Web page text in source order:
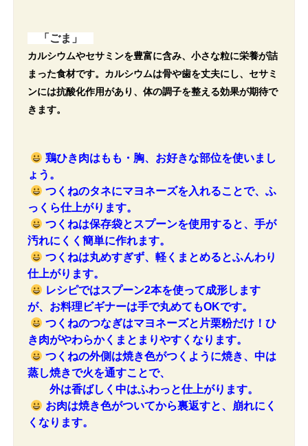
「ごま」
カルシウムやセサミンを豊富に含み、小さな粒に栄養が詰
まった食材です。カルシウムは骨や歯を丈夫にし、セサミ
ンには抗酸化作用があり、体の調子を整える効果が期待で
きます。
鶏ひき肉はもも・胸、お好きな部位を使いまし
ょう。
つくねのタネにマヨネーズを入れることで、ふ
っくら仕上がります。
つくねは保存袋とスプーンを使用すると、手が
汚れにくく簡単に作れます。
つくねは丸めすぎず、軽くまとめるとふんわり
仕上がります。
レシピではスプーン2本を使って成形します
が、お料理ビギナーは手で丸めてもOKです。
つくねのつなぎはマヨネーズと片栗粉だけ！ひ
き肉がやわらかくまとまりやすくなります。
つくねの外側は焼き色がつくように焼き、中は
蒸し焼きで火を通すことで、
外は香ばしく中はふわっと仕上がります。
お肉は焼き色がついてから裏返すと、崩れにく
くなります。